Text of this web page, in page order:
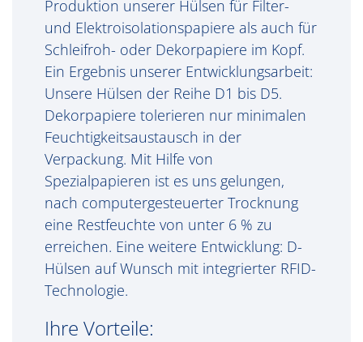
Produktion unserer Hülsen für Filter-
und Elektroisolationspapiere als auch für
Schleifroh- oder Dekorpapiere im Kopf.
Ein Ergebnis unserer Entwicklungsarbeit:
Unsere Hülsen der Reihe D1 bis D5.
Dekorpapiere tolerieren nur minimalen
Feuchtigkeitsaustausch in der
Verpackung. Mit Hilfe von
Spezialpapieren ist es uns gelungen,
nach computergesteuerter Trocknung
eine Restfeuchte von unter 6 % zu
erreichen. Eine weitere Entwicklung: D-
Hülsen auf Wunsch mit integrierter RFID-
Technologie.
Ihre Vorteile: